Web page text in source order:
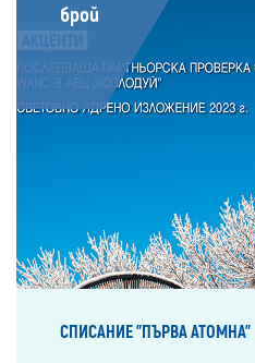
брой
СПИСАНИЕ "ПЪРВА АТОМНА"